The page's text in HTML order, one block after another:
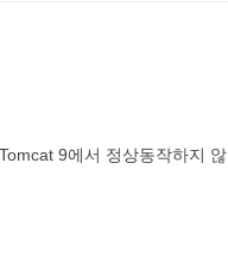
9에서 정상동작하지 않